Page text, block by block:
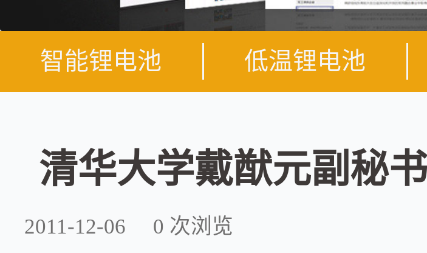
智能锂电池 低温锂电池
清华大学戴猷元副秘
2011-12-06 0 次浏览